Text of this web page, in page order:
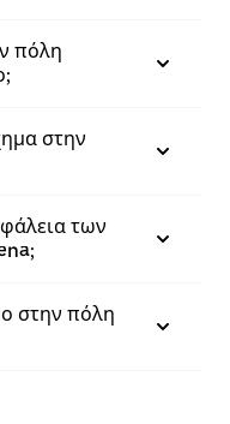
πόλη
στην
των
στην πόλη